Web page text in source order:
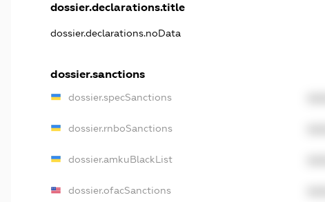
dossier.declarations.title
dossier.declarations.noData
dossier.sanctions
dossier.specSanctions
dossier.rnboSanctions
dossier.amkuBlackList
dossier.ofacSanctions